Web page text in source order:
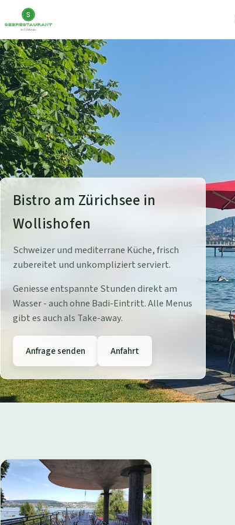
S
e
e
r
e
s
t
a
u
r
n
t
B
Bistro am Zürichsee in
Wollishofen
Schweizer und mediterrane Küche, frisch
zubereitet und unkompliziert serviert.
Geniesse entspannte Stunden direkt am
Wasser - auch ohne Badi-Eintritt. Alle Menus
gibt es auch als Take-away.
Anfrage senden Anfahrt